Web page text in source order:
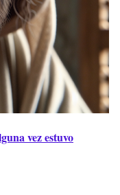
vez estuvo